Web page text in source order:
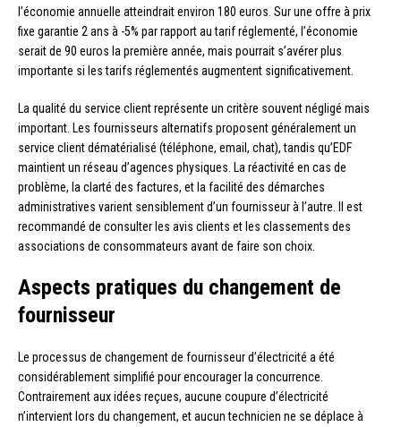
l’économie annuelle atteindrait environ 180 euros. Sur une offre à prix
fixe garantie 2 ans à -5% par rapport au tarif réglementé, l’économie
serait de 90 euros la première année, mais pourrait s’avérer plus
importante si les tarifs réglementés augmentent significativement.
La qualité du service client représente un critère souvent négligé mais
important. Les fournisseurs alternatifs proposent généralement un
service client dématérialisé (téléphone, email, chat), tandis qu’EDF
maintient un réseau d’agences physiques. La réactivité en cas de
problème, la clarté des factures, et la facilité des démarches
administratives varient sensiblement d’un fournisseur à l’autre. Il est
recommandé de consulter les avis clients et les classements des
associations de consommateurs avant de faire son choix.
Aspects pratiques du changement de
fournisseur
Le processus de changement de fournisseur d’électricité a été
considérablement simplifié pour encourager la concurrence.
Contrairement aux idées reçues, aucune coupure d’électricité
n’intervient lors du changement, et aucun technicien ne se déplace à